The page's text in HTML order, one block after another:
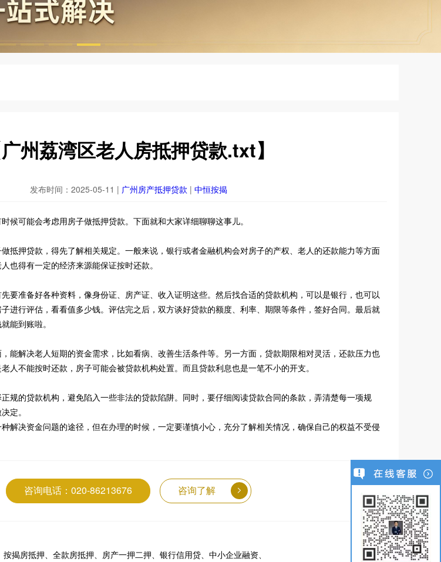
广州荔湾区老人房抵押贷款.txt】
发布时间：2025-05-11 | 广州房产抵押贷款 | 中恒按揭
候可能会考虑用房子做抵押贷款。下面就和大家详细聊聊这事儿。
抵押贷款，得先了解相关规定。一般来说，银行或者金融机构会对房子的产权、老人的还款能力等方面
也得有一定的经济来源能保证按时还款。
要准备好各种资料，像身份证、房产证、收入证明这些。然后找合适的贷款机构，可以是银行，也可以
进行评估，看看值多少钱。评估完之后，双方谈好贷款的额度、利率、期限等条件，签好合同。最后就
能到账啦。
能解决老人短期的资金需求，比如看病、改善生活条件等。另一方面，贷款期限相对灵活，还款压力也
人不能按时还款，房子可能会被贷款机构处置。而且贷款利息也是一笔不小的开支。
规的贷款机构，避免陷入一些非法的贷款陷阱。同时，要仔细阅读贷款合同的条款，弄清楚每一项规
定。
解决资金问题的途径，但在办理的时候，一定要谨慎小心，充分了解相关情况，确保自己的权益不受侵
咨询电话：020-86213676 咨询了解
揭房抵押、全款房抵押、房产一押二押、银行信用贷、中小企业融资、